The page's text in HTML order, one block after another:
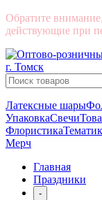
Обратите
действующие при
Латексные шары
УпаковкаСвечи
Флористика
Мерч
Главная
Праздники
-